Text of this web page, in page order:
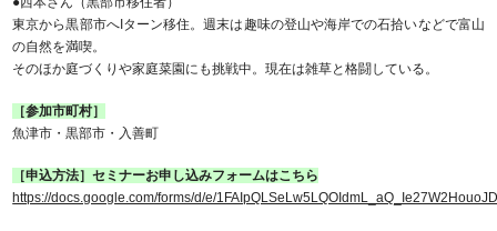
東京から黒部市へIターン移住。週末は趣味の登山や海岸での石拾いなどで富山
の自然を満喫。
そのほか庭づくりや家庭菜園にも挑戦中。現在は雑草と格闘している。
［参加市町村］
魚津市・黒部市・入善町
［申込方法］セミナーお申し込みフォームはこちら
https://docs.google.com/forms/d/e/